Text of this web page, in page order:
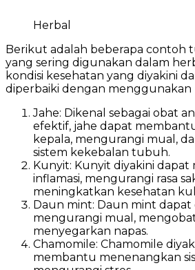
Herbal
Berikut adalah beberapa
yang sering digunakan dalam
kondisi kesehatan yang diyakini
diperbaiki dengan
Jahe: Dikenal sebagai obat
efektif, jahe dapat
kepala, mengurangi mual,
sistem kekebalan tubuh.
Kunyit: Kunyit diyakini dapat
inflamasi, mengurangi rasa
meningkatkan kesehatan
Daun mint: Daun mint
mengurangi mual,
menyegarkan napas.
Chamomile: Chamomile
membantu menenangkan